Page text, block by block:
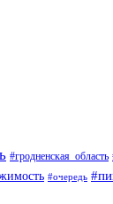
#гродненская_область
#очередь